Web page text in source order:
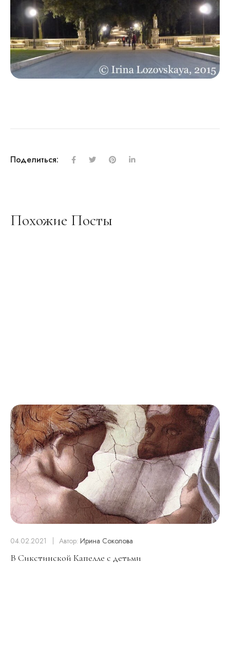
Поделиться:
Похожие Посты
04.02.2021 Автор: Ирина Соколова
В Сикстинской Капелле с детьми